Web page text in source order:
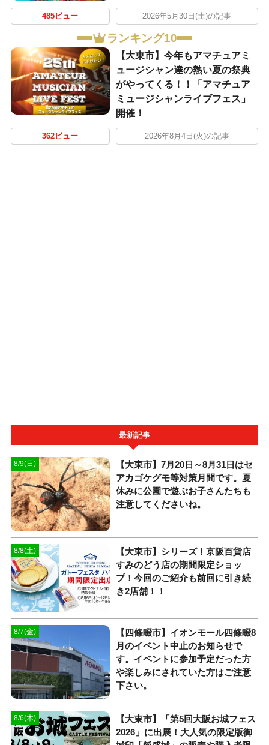
485ビュー 2026年5月30日(土)の記事
ランキング10
【大東市】今年もアマチュアミ
ュージシャン達の熱い夏の祭典
がやってくる！！「アマチュア
ミュージシャンライブフェス」
開催！
362ビュー 2026年8月4日(火)の記事
最新記事
8/9(日)
【大東市】7月20日～8月31日はセ
アカゴケグモ等対策月間です。夏
休みに公園で遊ぶお子さんたちも
注意してくださいね。
8/8(土)
【大東市】シリーズ！京阪百貨店
すみのどう店の期間限定ショッ
プ！今回のご紹介も前回に引き続
き2店舗！！
8/7(金)
【四條畷市】イオンモール四條畷8
月のイベント中止のお知らせで
す。イベントに参加予定だった方
や楽しみにされていた方はご注意
下さい。
8/6(木)
【大東市】「第5回大阪お城フェス
2026」に出展！大人気の限定版御